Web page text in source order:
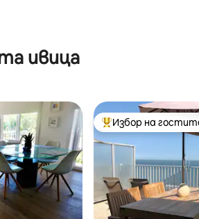
ивица
Най-популярен
Избор на